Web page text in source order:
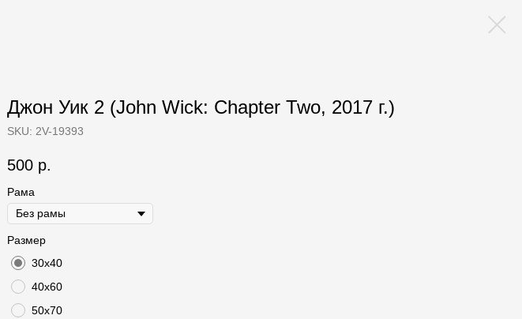
Джон Уик 2 (John Wick: Chapter Two, 2017 г.)
SKU: 2V-19393
500 р.
Рама
Размер
30х40
40х60
50х70